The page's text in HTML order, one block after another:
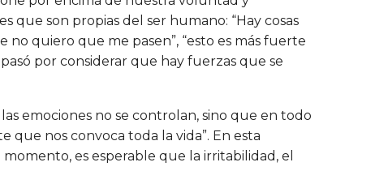
que son propias del ser humano: “Hay cosas
quiero que me pasen”, “esto es más fuerte
por considerar que hay fuerzas que se
emociones no se controlan, sino que en todo
que nos convoca toda la vida”. En esta
es esperable que la irritabilidad, el